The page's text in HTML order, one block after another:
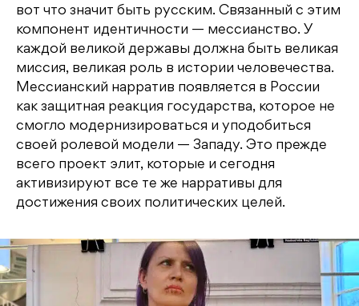
вот что значит быть русским. Связанный с этим
компонент идентичности — мессианство. У
каждой великой державы должна быть великая
миссия, великая роль в истории человечества.
Мессианский нарратив появляется в России
как защитная реакция государства, которое не
смогло модернизироваться и уподобиться
своей ролевой модели — Западу. Это прежде
всего проект элит, которые и сегодня
активизируют все те же нарративы для
достижения своих политических целей.